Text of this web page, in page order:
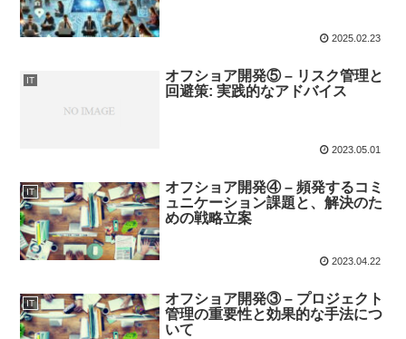
2025.02.23
IT
オフショア開発⑤ – リスク管理と
回避策: 実践的なアドバイス
2023.05.01
IT
オフショア開発④ – 頻発するコミ
ュニケーション課題と、解決のた
めの戦略立案
2023.04.22
IT
オフショア開発③ – プロジェクト
管理の重要性と効果的な手法につ
いて